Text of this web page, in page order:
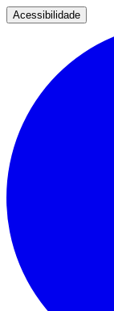
Acessibilidade